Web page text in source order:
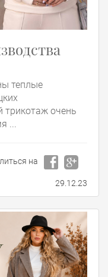
теплые
трикотаж очень
...
на
29.12.23